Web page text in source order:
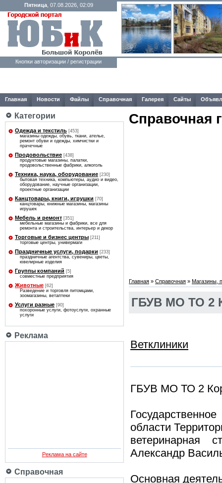
Пятница, 07.08.2026, 02:09
Кнопки авторизации / регистрации
Главная Новости Файлы Справочная Галерея Сайты
Категории
Одежда и текстиль [453]
магазины одежды, обувь, ткани, ателье,
ремонт обуви и одежды, химчистки и
прачечные
Продовольствие [438]
продуктовые магазины, палатки,
продовольственные фабрики, алкоголь
Техника, наука, оборудование [230]
бытовая техника, компьютеры, аудио и видео,
оборудование, научные организации,
проектные организации
Канцтовары, книги, игрушки [70]
канцтовары, книжные магазины, магазины
игрушек
Мебель и ремонт [351]
мебельные магазины и фабрики, все для
ремонта и строительства, интерьер и декор
Торговые и бизнес центры [211]
торговые центры, универмаги
Праздничные услуги, подарки [233]
праздничные агентства, сувениры, цветы,
ювелирные изделия
Группы компаний [5]
совместные предприятия
Животные [62]
Разведение и торговля питомцами,
зоомагазины, ветаптеки
Услуги разные [90]
похоронные услуги, фотоуслуги, охранные
услуги
Реклама
Реклама на сайте
Справочная
Справочная
Главная » Справочная » Магазины,
ГБУВ МО ТО 2
Ветклиники
ГБУВ МО ТО 2
области
ветеринарная
Александр
Основная